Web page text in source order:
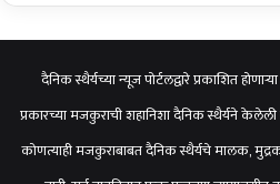
दैनिक स्थैर्यच्या न्यूज पोर्टलद्वारे प्रकाशित
प्रकारच्या मजकुराची शहानिशा दैनिक स्थैर्यने केलेली
कोणत्याही मजकुराबाबत दैनिक स्थैर्यचे मालक,